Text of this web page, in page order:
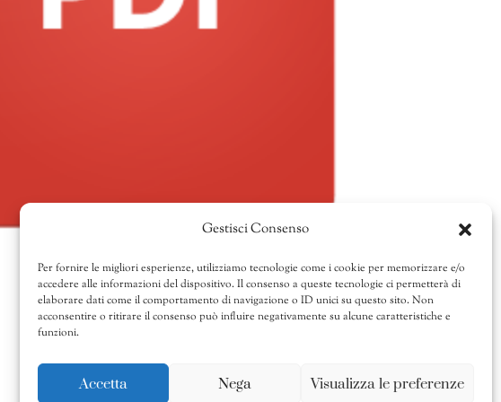
Gestisci Consenso
Per fornire le migliori esperienze, utilizziamo tecnologie come i cookie per memorizzare e/o
accedere alle informazioni del dispositivo. Il consenso a queste tecnologie ci permetterà di
elaborare dati come il comportamento di navigazione o ID unici su questo sito. Non
acconsentire o ritirare il consenso può influire negativamente su alcune caratteristiche e
funzioni.
Accetta Nega Visualizza le preferenze